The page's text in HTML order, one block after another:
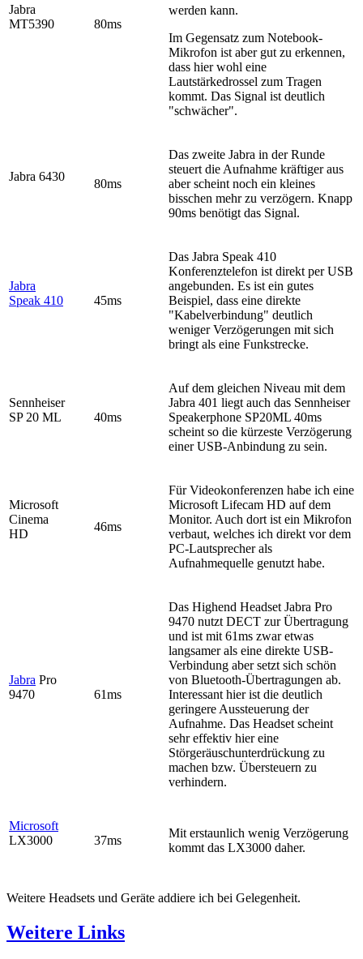
Jabra
MT5390
80ms
werden kann.
Im Gegensatz zum Notebook-
Mikrofon ist aber gut zu erkennen,
dass hier wohl eine
Lautstärkedrossel zum Tragen
kommt. Das Signal ist deutlich
"schwächer".
Jabra 6430
80ms
Das zweite Jabra in der Runde
steuert die Aufnahme kräftiger aus
aber scheint noch ein kleines
bisschen mehr zu verzögern. Knapp
90ms benötigt das Signal.
Jabra
Speak 410
45ms
Das Jabra Speak 410
Konferenztelefon ist direkt per USB
angebunden. Es ist ein gutes
Beispiel, dass eine direkte
"Kabelverbindung" deutlich
weniger Verzögerungen mit sich
bringt als eine Funkstrecke.
Sennheiser
SP 20 ML
40ms
Auf dem gleichen Niveau mit dem
Jabra 401 liegt auch das Sennheiser
Speakerphone SP20ML 40ms
scheint so die kürzeste Verzögerung
einer USB-Anbindung zu sein.
Microsoft
Cinema
HD
46ms
Für Videokonferenzen habe ich eine
Microsoft Lifecam HD auf dem
Monitor. Auch dort ist ein Mikrofon
verbaut, welches ich direkt vor dem
PC-Lautsprecher als
Aufnahmequelle genutzt habe.
Jabra Pro
9470
61ms
Das Highend Headset Jabra Pro
9470 nutzt DECT zur Übertragung
und ist mit 61ms zwar etwas
langsamer als eine direkte USB-
Verbindung aber setzt sich schön
von Bluetooth-Übertragungen ab.
Interessant hier ist die deutlich
geringere Aussteuerung der
Aufnahme. Das Headset scheint
sehr effektiv hier eine
Störgeräuschunterdrückung zu
machen bzw. Übersteuern zu
verhindern.
Microsoft
LX3000
37ms
Mit erstaunlich wenig Verzögerung
kommt das LX3000 daher.
Weitere Headsets und Geräte addiere ich bei Gelegenheit.
Weitere Links